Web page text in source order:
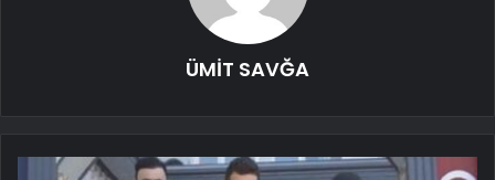
ÜMİT SAVĞA